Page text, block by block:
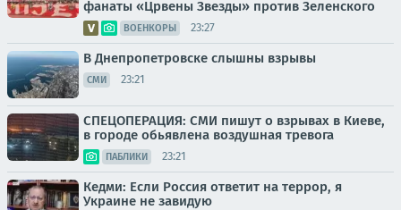
фанаты «Црвены Звезды» против Зеленского
ВОЕНКОРЫ 23:27
В Днепропетровске слышны взрывы
СМИ 23:21
СПЕЦОПЕРАЦИЯ: СМИ пишут о взрывах в Киеве,
в городе обьявлена воздушная тревога
ПАБЛИКИ 23:21
Кедми: Если Россия ответит на террор, я
Украине не завидую